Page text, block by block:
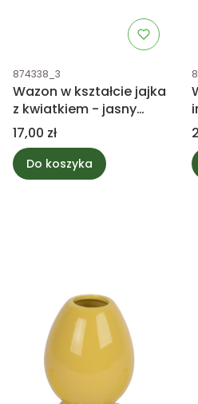
Kod produktu
874338_3
Wazon w kształcie jajka
z kwiatkiem - jasny
zielony 8,5cm
Cena
17,00 zł
Do koszyka